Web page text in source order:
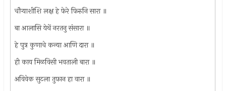
चौर्‍याशीशि लक्ष हे फ़ेरे फ़िरुनि सारा ॥
बा आलासि येथें नरतनु संसारा ॥
हे पुत्र कुणाचे कन्या आणि दारा ॥
ही काय मिळविसी भवताली बारा ॥
अविवेक सुटला तुफ़ान हा वारा ॥